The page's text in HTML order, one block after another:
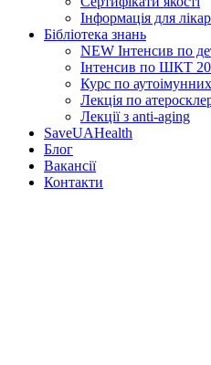
Інформація для
Бібліотека знань
NEW Інтенсив по
Інтенсив по ШКТ
Курс по
Лекція по
Лекції з anti-aging
SaveUAHealth
Блог
Вакансії
Контакти